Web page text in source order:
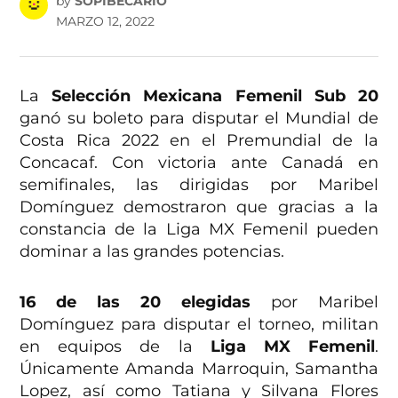
MARZO 12, 2022
LaSelección Mexicana Femenil Sub 20
ganó su boleto para disputar el Mundial de
Costa Rica 2022 en el Premundial de la
Concacaf. Con victoria ante Canadá en
semifinales, las dirigidas por Maribel
Domínguez demostraron que gracias a la
constancia de la Liga MX Femenil pueden
dominar a las grandes potencias.
16 de las 20 elegidas por Maribel
Domínguez para disputar el torneo, militan
en equipos de la Liga MX Femenil.
Únicamente Amanda Marroquin, Samantha
Lopez, así como Tatiana y Silvana Flores